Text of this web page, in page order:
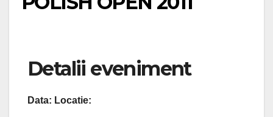
Detalii eveniment
Data: Locatie: